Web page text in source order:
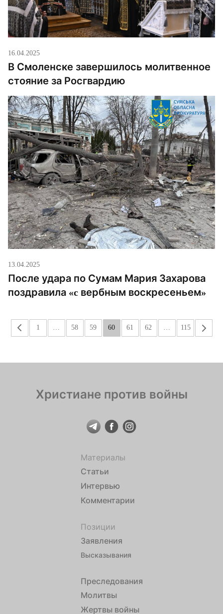
16.04.2025
В Смоленске завершилось молитвенное
стояние за Росгвардию
13.04.2025
После удара по Сумам Мария Захарова
поздравила «c вербным воскресеньем»
« 1 58 59 60 61 62 115 »
Христиане против войны
Материалы
Статьи
Интервью
Комментарии
Позиции
Заявления
Высказывания
Преследования
Молитвы
Жертвы войны